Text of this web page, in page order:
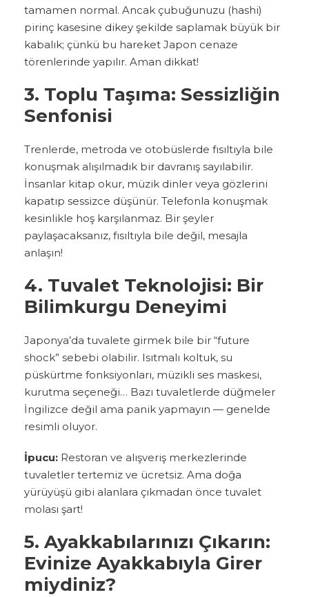
tamamen normal. Ancak çubuğunuzu (hashi)
pirinç kasesine dikey şekilde saplamak büyük bir
kabalık; çünkü bu hareket Japon cenaze
törenlerinde yapılır. Aman dikkat!
3. Toplu Taşıma: Sessizliğin
Senfonisi
Trenlerde, metroda ve otobüslerde fısıltıyla bile
konuşmak alışılmadık bir davranış sayılabilir.
İnsanlar kitap okur, müzik dinler veya gözlerini
kapatıp sessizce düşünür. Telefonla konuşmak
kesinlikle hoş karşılanmaz. Bir şeyler
paylaşacaksanız, fısıltıyla bile değil, mesajla
anlaşın!
4. Tuvalet Teknolojisi: Bir
Bilimkurgu Deneyimi
Japonya’da tuvalete girmek bile bir “future
shock” sebebi olabilir. Isıtmalı koltuk, su
püskürtme fonksiyonları, müzikli ses maskesi,
kurutma seçeneği… Bazı tuvaletlerde düğmeler
İngilizce değil ama panik yapmayın — genelde
resimli oluyor.
İpucu: Restoran ve alışveriş merkezlerinde
tuvaletler tertemiz ve ücretsiz. Ama doğa
yürüyüşü gibi alanlara çıkmadan önce tuvalet
molası şart!
5. Ayakkabılarınızı Çıkarın:
Evinize Ayakkabıyla Girer
miydiniz?